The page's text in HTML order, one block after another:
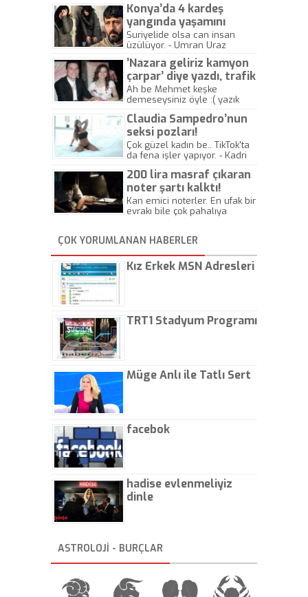
Konya’da 4 kardeş
yangında yaşamını
yitirdi
Suriyelide olsa can insan
üzülüyor. - Umran Uraz
’Nazara geliriz kamyon
çarpar’ diye yazdı, trafik
kazasında öldü!
Ah be Mehmet keşke
demeseysiniz öyle :( yazık
Claudia Sampedro’nun
seksi pozları!
Çok güzel kadın be.. TikTok'ta
da fena işler yapıyor. - Kadri
200 lira masraf çıkaran
noter şartı kalktı!
Kan emici noterler. En ufak bir
evrakı bile çok pahalıya
kaptırıyorsunuz. - Kayhan
Gezenti
ÇOK YORUMLANAN HABERLER
Kız Erkek MSN Adresleri
TRT1 Stadyum Programı
Müge Anlı ile Tatlı Sert
facebok
hadise evlenmeliyiz
dinle
ASTROLOJİ - BURÇLAR